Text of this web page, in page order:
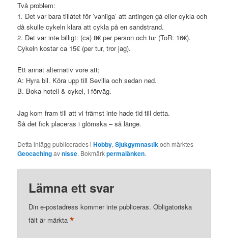
Två problem:
1. Det var bara tillåtet för ’vanliga’ att antingen gå eller cykla och
då skulle cykeln klara att cykla på en sandstrand.
2. Det var inte billigt: (ca) 8€ per person och tur (ToR: 16€).
Cykeln kostar ca 15€ (per tur, tror jag).
Ett annat alternativ vore att;
A: Hyra bil. Köra upp till Sevilla och sedan ned.
B. Boka hotell & cykel, i förväg.
Jag kom fram till att vi främst inte hade tid till detta.
Så det fick placeras i glömska – så länge.
Detta inlägg publicerades iHobby,Sjukgymnastikoch märktes
Geocachingavnisse. Bokmärkpermalänken.
Lämna ett svar
Din e-postadress kommer inte publiceras. Obligatoriska
fält är märkta*